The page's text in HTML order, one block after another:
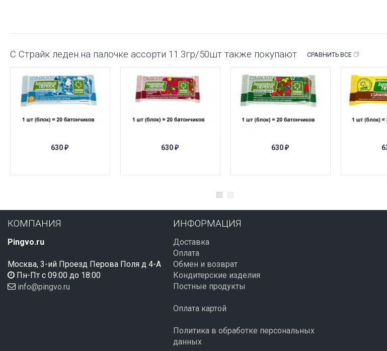
С Страйк леден.на палочке ассорти 11.3гр/50шт также покупают СРАВНИТЬ ВСЕ
630 ₽ 630 ₽ 630 ₽
КОМПАНИЯ
Pingvo.ru
Москва, 3-ий Проезд Перова Поля д 4-А
Пн-Пт с 09:00 до 18:00
info@pingvo.ru
ИНФОРМАЦИЯ
Доставка
Оплата
Обмен и возврат
Кондитерские изделия
Постные продукты
Оплата картой
Политика в обработке персональных
данных